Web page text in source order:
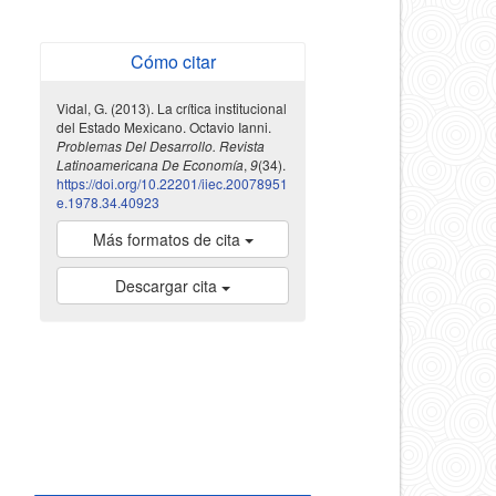
Cómo citar
Vidal, G. (2013). La crítica institucional
del Estado Mexicano. Octavio Ianni.
Problemas Del Desarrollo. Revista
Latinoamericana De Economía, 9(34).
https://doi.org/10.22201/iiec.20078951
e.1978.34.40923
Más formatos de cita
Descargar cita